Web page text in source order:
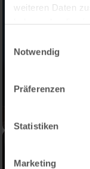
weiteren Daten
Notwendig
Präferenzen
Statistiken
Marketing